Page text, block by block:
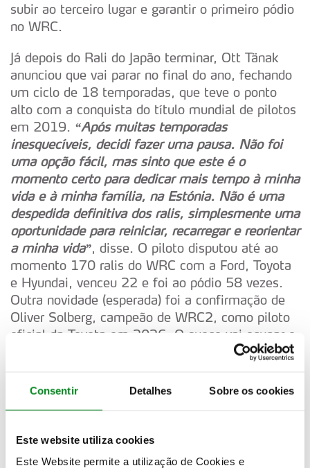
Consentir Detalhes Sobre os cookies
Este website utiliza cookies
Este Website permite a utilização de Cookies e
subir ao terceiro lugar e garantir o primeiro pódio
no WRC.
Já depois do Rali do Japão terminar, Ott Tänak
anunciou que vai parar no final do ano, fechando
um ciclo de 18 temporadas, que teve o ponto
alto com a conquista do título mundial de pilotos
em 2019. “Após muitas temporadas
inesquecíveis, decidi fazer uma pausa. Não foi
uma opção fácil, mas sinto que este é o
momento certo para dedicar mais tempo à minha
vida e à minha família, na Estónia. Não é uma
despedida definitiva dos ralis, simplesmente uma
oportunidade para reiniciar, recarregar e reorientar
a minha vida”, disse. O piloto disputou até ao
momento 170 ralis do WRC com a Ford, Toyota
e Hyundai, venceu 22 e foi ao pódio 58 vezes.
Outra novidade (esperada) foi a confirmação de
Oliver Solberg, campeão de WRC2, como piloto
oficial da Toyota em 2026. O sueco vai ocupar o
lugar de Kalle Rovanperä, que vai correr na Super
Fórmula japonesa.
vantagem sobre Sébastien Ogier e 24 para Kalle